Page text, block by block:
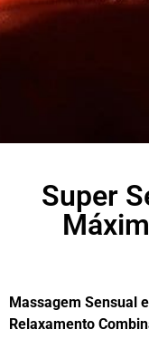
Super
Massagem Sensual
Relaxamento